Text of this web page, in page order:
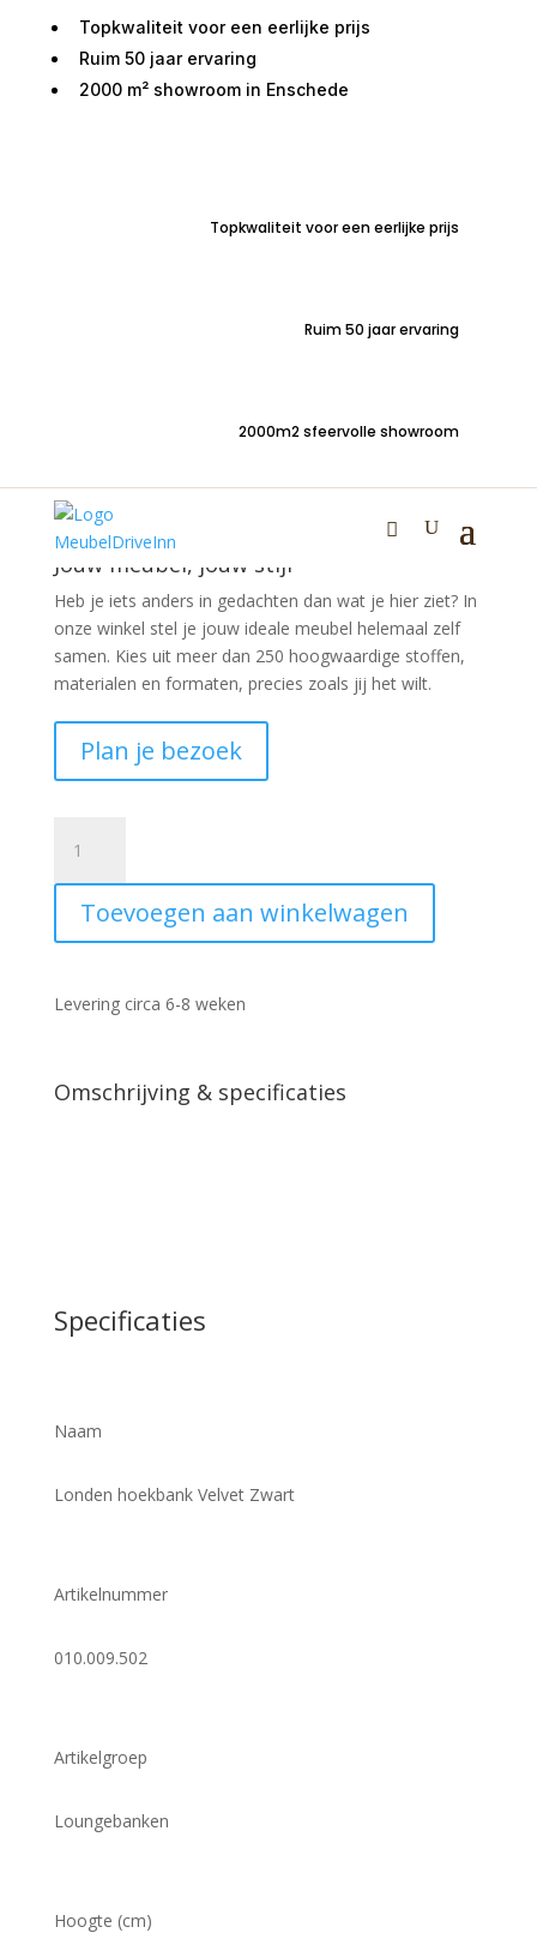
Topkwaliteit voor een eerlijke prijs
Ruim 50 jaar ervaring
2000 m² showroom in Enschede
Topkwaliteit voor een eerlijke prijs
Ruim 50 jaar ervaring
2000m2 sfeervolle showroom
Chique!
Jouw meubel, jouw stijl
Heb je iets anders in gedachten dan wat je hier ziet? In
onze winkel stel je jouw ideale meubel helemaal zelf
samen. Kies uit meer dan 250 hoogwaardige stoffen,
materialen en formaten, precies zoals jij het wilt.
Plan je bezoek
hoekbank
Velvet
Zwart
aantal
Toevoegen aan winkelwagen
Levering circa 6-8 weken
Omschrijving & specificaties
Specificaties
Naam
Londen hoekbank Velvet Zwart
Artikelnummer
010.009.502
Artikelgroep
Loungebanken
Hoogte (cm)